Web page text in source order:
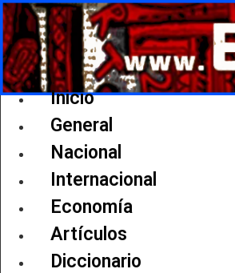
Ir
al
contenido
Inicio
General
Nacional
Internacional
Economía
Artículos
Diccionario